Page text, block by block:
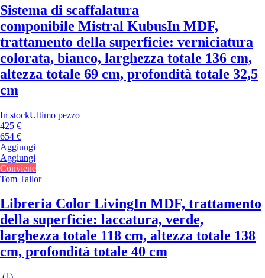
Sistema di scaffalatura
componibile Mistral KubusIn MDF,
trattamento della superficie: verniciatura
colorata, bianco, larghezza totale 136 cm,
altezza totale 69 cm, profondità totale 32,5
cm
In stockUltimo pezzo
425 €
654 €
Aggiungi
Aggiungi
Conviene
Tom Tailor
Libreria Color LivingIn MDF, trattamento
della superficie: laccatura, verde,
larghezza totale 118 cm, altezza totale 138
cm, profondità totale 40 cm